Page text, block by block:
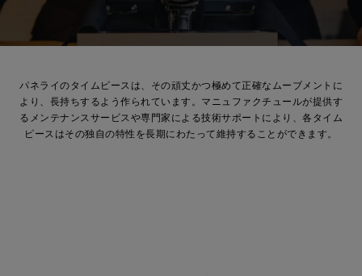
パネライのタイムピースは、その頑丈かつ極めて正確なムーブメントに
より、長持ちするよう作られています。マニュファクチュールが提供す
るメンテナンスサービスや専門家による技術サポートにより、各タイム
ピースはその独自の特性を長期にわたって維持することができます。